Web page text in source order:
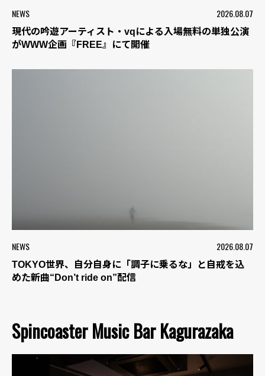
NEWS 2026.08.07
現代の吟遊アーティスト・vqによる入場無料の単独公演
がWWW企画『FREE』にて開催
NEWS 2026.08.07
TOKYO世界、自分自身に「調子に乗るな」と自戒を込
めた新曲“Don’t ride on”配信
Spincoaster Music Bar Kagurazaka